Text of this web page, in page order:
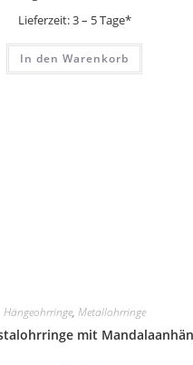
Lieferzeit:3 – 5 Tage*
In den Warenkorb
Hängeohrringe, Metallohrringe
mit